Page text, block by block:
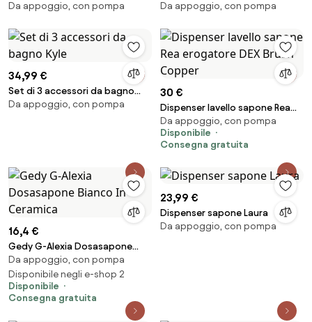
Andre
Da appoggio, con pompa
Da appoggio, con pompa
34,99 €
Set di 3 accessori da bagno
Kyle
Da appoggio, con pompa
30 €
Dispenser lavello sapone Rea
erogatore DEX Brush Copper
Da appoggio, con pompa
Disponibile
Consegna gratuita
16,4 €
Gedy G-Alexia Dosasapone
Bianco In Ceramica
Da appoggio, con pompa
Disponibile negli e-shop 2
Disponibile
Consegna gratuita
23,99 €
Dispenser sapone Laura
Da appoggio, con pompa